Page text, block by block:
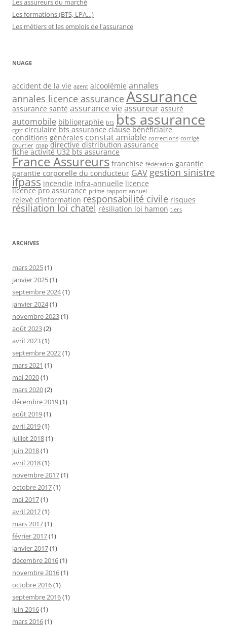
Les assureurs du marché
Les formations (BTS, LPA…)
Les métiers et les emplois de l'assurance
NUAGE
accident de la vie agent alcoolémie annales
annales licence assurance Assurance
assurance santé assurance vie assureur assuré
automobile bibliographie bts bts assurance
cgrc circulaire bts assurance clause bénéficiaire
conditions générales constat amiable corrections corrigé
courtier cpap directive distribution assurance
fiche activité U32 bts assurance
France Assureurs franchise fédération garantie
garantie corporelle du conducteur GAV gestion sinistre
ifpass incendie infra-annuelle licence
licence pro assurance prime rapport annuel
relevé d'information responsabilité civile risques
résiliation loi chatel résiliation loi hamon tiers
ARCHIVES
mars 2025(1)
janvier 2025(1)
septembre 2024(1)
janvier 2024(1)
novembre 2023(1)
août 2023(2)
avril 2023(1)
septembre 2022(1)
mars 2021 (1)
mai 2020(1)
mars 2020(2)
décembre 2019(1)
août 2019(1)
avril 2019(1)
juillet 2018(1)
juin 2018(1)
avril 2018(1)
novembre 2017(1)
octobre 2017(1)
mai 2017(1)
avril 2017(1)
mars 2017(1)
février 2017(1)
janvier 2017(1)
décembre 2016(1)
novembre 2016(1)
octobre 2016(1)
septembre 2016(1)
juin 2016(1)
mars 2016(1)